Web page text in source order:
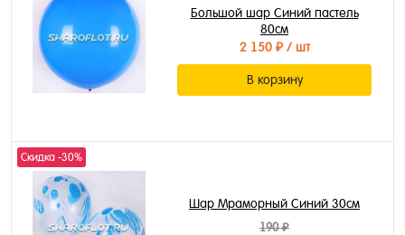
Большой шар Синий пастель
80см
2 150 ₽/ шт
В корзину
Скидка -30%
Шар Мраморный Синий 30см
190 ₽